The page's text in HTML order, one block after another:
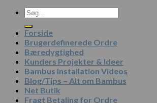
Søg
efter:
Forside
Brugerdefinerede Ordre
Bæredygtighed
Kunders Projekter & Ideer
Bambus Installation Videos
Blog/Tips – Alt om Bambus
Net Butik
Fragt Betaling for Ordre